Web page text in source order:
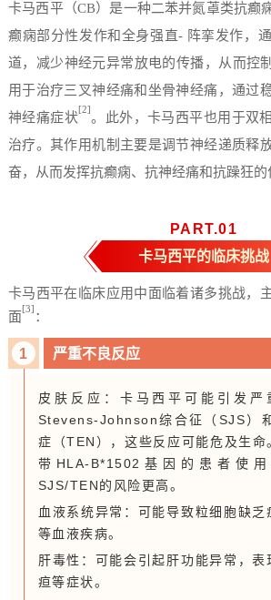
卡马西平（CB） 是一种二苯并氮䓬类抗癫
癫痫部分性发作和全身强直- 阵挛发作，
道，减少神经元异常放电的传播，从而控
用于治疗三叉神经痛和坐骨神经痛，通过
神经痛症状
[2]
。此外，卡马西平也用于双
治疗。其作用机制主要是调节神经递质释
奋，从而发挥抗癫痫、抗神经痛和抗躁狂的
PART.01
卡马西平的临床挑战
卡马西平在临床应用中面临着诸多挑战，
面
[3]
：
1 严重不良反应
皮肤反应：卡马西平可能引发严
Stevens-Johnson综合征（SJS）
症（TEN），这些反应可能危及生命
带HLA-B*1502基因的患者使
SJS/TEN的风险更高。
血液系统异常：可能导致粒细胞缺乏
等血液疾病。
肝毒性：可能会引起肝功能异常 ，表
疸等症状。